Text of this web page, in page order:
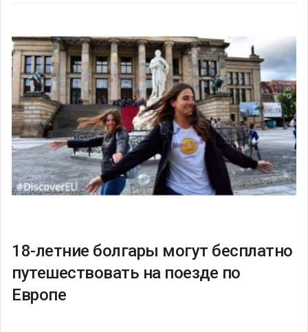
18-летние болгары могут бесплатно
путешествовать на поезде по
Европе